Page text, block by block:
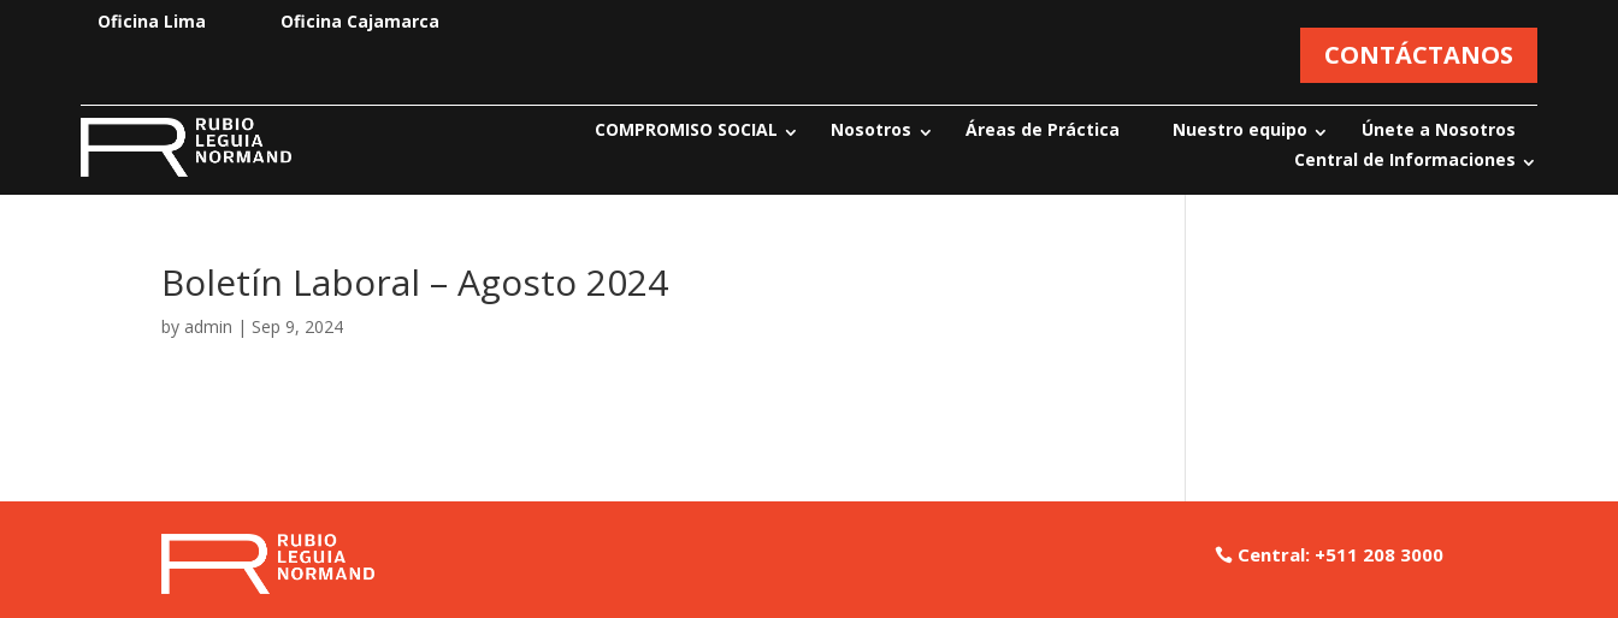
Oficina Lima Oficina Cajamarca
CONTÁCTANOS
COMPROMISO SOCIAL Nosotros Áreas de Práctica Nuestro equipo
Únete a Nosotros
Central de Informaciones
Boletín Laboral – Agosto 2024
by admin | Sep 9, 2024
Central: +511 208 3000